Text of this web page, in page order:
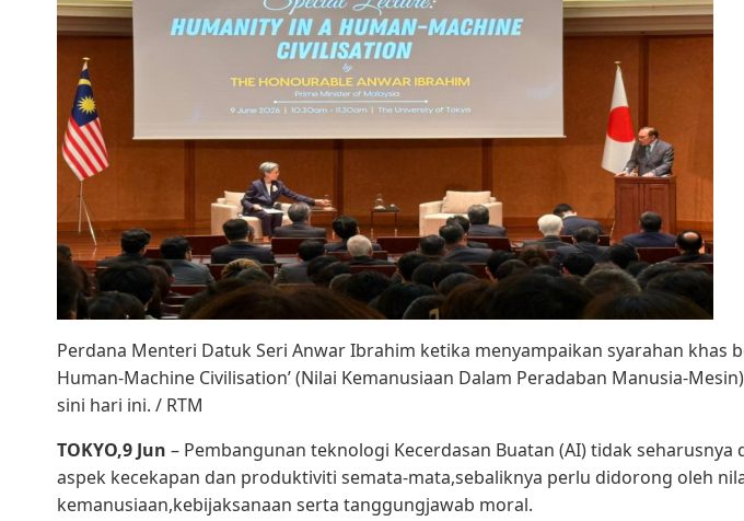
Perdana Menteri Datuk Seri Anwar Ibrahim ketika menyampaikan syarahan khas
Human-Machine Civilisation’ (Nilai Kemanusiaan Dalam Peradaban Manusia-
sini hari ini. / RTM
TOKYO,9 Jun – Pembangunan teknologi Kecerdasan Buatan (AI) tidak
aspek kecekapan dan produktiviti semata-mata,sebaliknya perlu didorong oleh
kemanusiaan,kebijaksanaan serta tanggungjawab moral.